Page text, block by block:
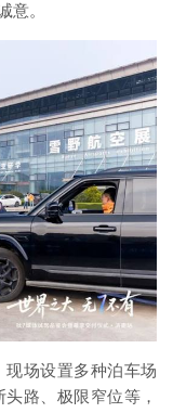
意。
场设置多种泊车场
路、极限窄位等，